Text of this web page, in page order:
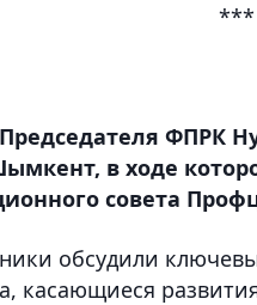
***
ФПРК
в ходе
совета
обсудили
касающиеся